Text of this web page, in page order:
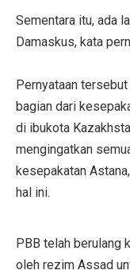
Sementara itu, ada
Damaskus, kata
Pernyataan
bagian dari
di ibukota
mengingatkan
kesepakatan
hal ini.
PBB telah berulang
oleh rezim Assad